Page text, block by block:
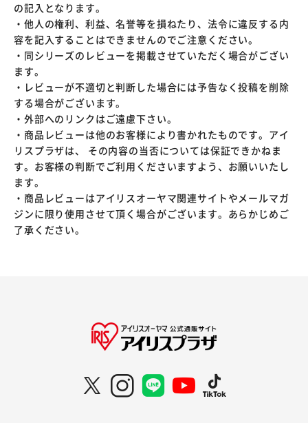
の記入となります。
・他人の権利、利益、名誉等を損ねたり、法令に違反する内
容を記入することはできませんのでご注意ください。
・同シリーズのレビューを掲載させていただく場合がござい
ます。
・レビューが不適切と判断した場合には予告なく投稿を削除
する場合がございます。
・外部へのリンクはご遠慮下さい。
・商品レビューは他のお客様により書かれたものです。アイ
リスプラザは、 その内容の当否については保証できかねま
す。お客様の判断でご利用くださいますよう、お願いいたし
ます。
・商品レビューはアイリスオーヤマ関連サイトやメールマガ
ジンに限り使用させて頂く場合がございます。あらかじめご
了承ください。